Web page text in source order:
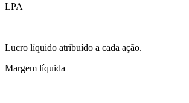
LPA
—
Lucro líquido atribuído a cada ação.
Margem líquida
—